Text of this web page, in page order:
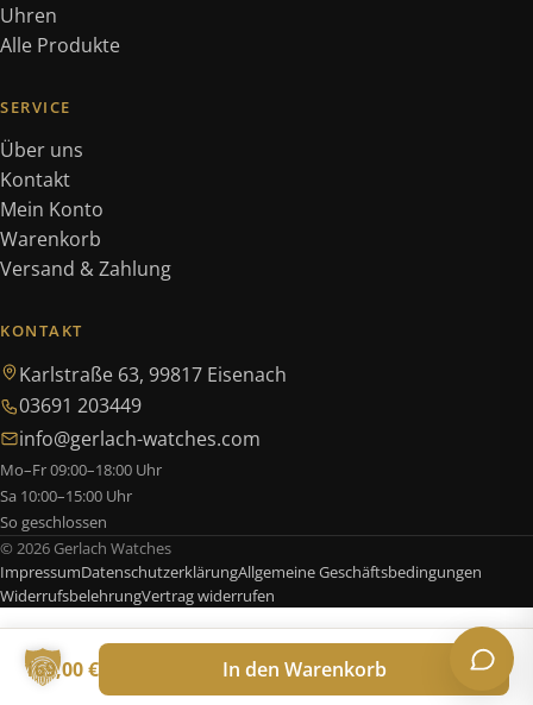
Uhren
Alle Produkte
SERVICE
Über uns
Kontakt
Mein Konto
Warenkorb
Versand & Zahlung
KONTAKT
Karlstraße 63, 99817 Eisenach
03691 203449
info@gerlach-watches.com
Mo–Fr 09:00–18:00 Uhr
Sa 10:00–15:00 Uhr
So geschlossen
© 2026 Gerlach Watches
ImpressumDatenschutzerklärungAllgemeine Geschäftsbedingungen
WiderrufsbelehrungVertrag widerrufen
169,00€ In den Warenkorb